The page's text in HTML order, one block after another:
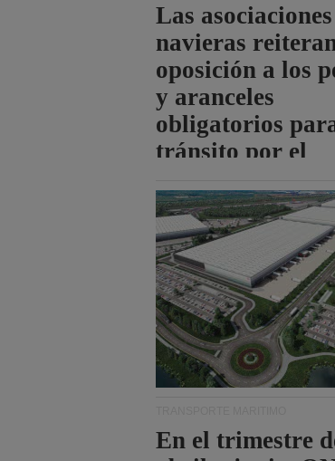
Las asociaciones
navieras
oposición a los
y aranceles
obligatorios
tránsito por el
En el trimestre